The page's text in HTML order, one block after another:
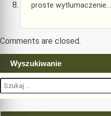
proste wytlumaczenie…
Comments are closed.
Wyszukiwanie
Szukaj: